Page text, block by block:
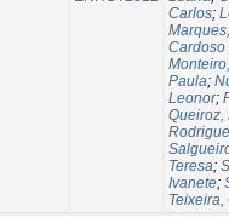
Carlos;
Cardoso
Paula;
Leonor;
Queiroz,
Teresa;
Ivanete;